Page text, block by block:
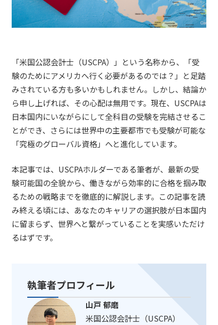
「米国公認会計士（USCPA）」という名称から、「受
験のためにアメリカへ行く必要があるのでは？」と足踏
みされている方も多いかもしれません。しかし、結論か
ら申し上げれば、その心配は無用です。現在、USCPAは
日本国内にいながらにして全科目の受験を完結させるこ
とができ、さらには世界中の主要都市でも受験が可能な
「究極のグローバル資格」へと進化しています。
本記事では、USCPAホルダーである筆者が、最新の受
験可能国の全貌から、働きながら効率的に合格を掴み取
るための戦略までを徹底的に解説します。この記事を読
み終える頃には、あなたのキャリアの選択肢が日本国内
に留まらず、世界へと繋がっていることを実感いただけ
るはずです。
執筆者プロフィール
山戸 郁磨
米国公認会計士（USCPA）